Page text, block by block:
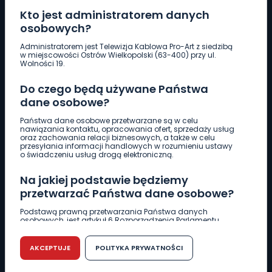
Kto jest administratorem danych
osobowych?
Administratorem jest Telewizja Kablowa Pro-Art z siedzibą
w miejscowości Ostrów Wielkopolski (63-400) przy ul.
Wolności 19.
Do czego będą używane Państwa
dane osobowe?
Państwa dane osobowe przetwarzane są w celu
nawiązania kontaktu, opracowania ofert, sprzedaży usług
oraz zachowania relacji biznesowych, a także w celu
przesyłania informacji handlowych w rozumieniu ustawy
o świadczeniu usług drogą elektroniczną.
Na jakiej podstawie będziemy
przetwarzać Państwa dane osobowe?
Podstawą prawną przetwarzania Państwa danych
osobowych, jest artykuł 6 Rozporządzenia Parlamentu
r. w sprawie ochrony osób fizycznych w związku z
przetwarzaniem danych osobowych w sprawie
swobodnego przepływu takich danych oraz uchylenia
dyrektywy 95/46/WE (RODO).
AKCEPTUJE POLITYKA PRYWATNOŚCI
Pobierz logotyp
661 997 997
REDAKCJA
62 735 22 22redakcja@wlkp24.info
DZIAŁ REKLAMY
62 735 01 85 reklama@wlkp24.info
WIADOMOŚCI
CIEKAWOSTKI